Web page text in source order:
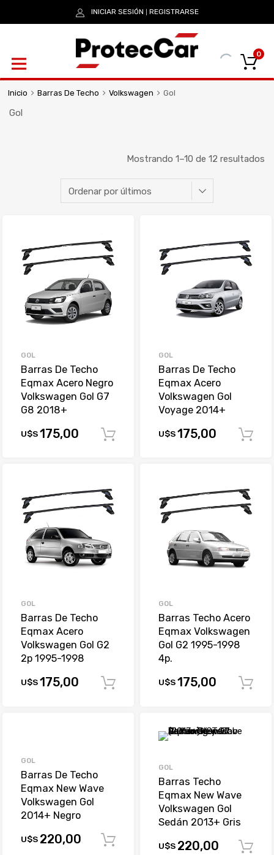
INICIAR SESIÓN REGISTRARSE
0
Inicio Barras De Techo Volkswagen Gol
Gol
Mostrando 1–10 de 12 resultados
GOL
Barras De Techo
Eqmax Acero Negro
Volkswagen Gol G7
G8 2018+
U$S175,00 Comprar
GOL
Barras De Techo
Eqmax Acero
Volkswagen Gol
Voyage 2014+
U$S175,00
GOL
Barras De Techo
Eqmax Acero
Volkswagen Gol G2
2p 1995-1998
U$S175,00 Comprar
GOL
Barras Techo Acero
Eqmax Volkswagen
Gol G2 1995-1998
4p.
U$S175,00
GOL
Barras De Techo
Eqmax New Wave
Volkswagen Gol
2014+ Negro
U$S 220,00 Comprar
GOL
Barras Techo
Eqmax New Wave
Volkswagen Gol
Sedán 2013+ Gris
U$S 220,00